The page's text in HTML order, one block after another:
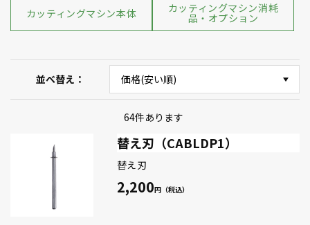
カッティングマシン本体 カッティングマシン消耗
品・オプション
並べ替え
64件あります
替え刃（CABLDP1）
替え刃
2,200